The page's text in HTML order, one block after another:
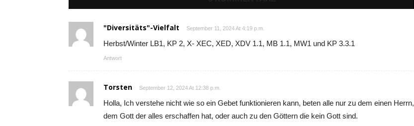
"Diversitäts"-Vielfalt September 11, 2024 At 4:19 p.m.
Herbst/Winter LB1, KP 2, X- XEC, XED, XDV 1.1, MB 1.1, MW1 und KP 3.3.1
Antwort
Torsten September 12, 2024 At 12:38 p.m.
Holla, Ich verstehe nicht wie so ein Gebet funktionieren kann, beten alle nur zu dem einen Herrn,
dem Gott der alles erschaffen hat, oder auch zu den Göttern die kein Gott sind.